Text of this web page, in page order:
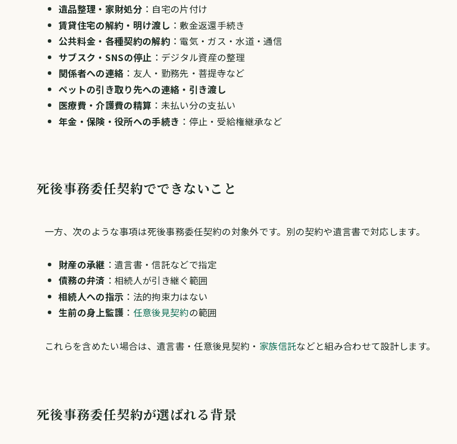
遺品整理・家財処分 ：自宅の片付け
賃貸住宅の解約・明け渡し ：敷金返還手続き
公共料金・各種契約の解約 ：電気・ガス・水道・通信
サブスク・SNSの停止 ：デジタル資産の整理
関係者への連絡 ：友人・勤務先・菩提寺など
ペットの引き取り先への連絡・引き渡し
医療費・介護費の精算 ：未払い分の支払い
年金・保険・役所への手続き ：停止・受給権継承など
死後事務委任契約でできないこと
一方、次のような事項は死後事務委任契約の対象外です。別の契約や遺言書で対応します。
財産の承継 ：遺言書・信託などで指定
債務の弁済 ：相続人が引き継ぐ範囲
相続人への指示 ：法的拘束力はない
生前の身上監護 ： 任意後見契約の範囲
これらを含めたい場合は、遺言書・任意後見契約・ 家族信託などと組み合わせて設計します。
死後事務委任契約が選ばれる背景